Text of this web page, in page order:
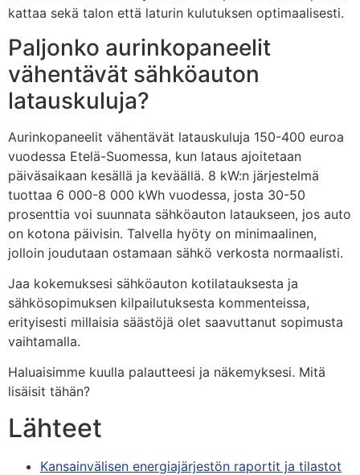
kattaa sekä talon että laturin kulutuksen optimaalisesti.
Paljonko aurinkopaneelit
vähentävät sähköauton
latauskuluja?
Aurinkopaneelit vähentävät latauskuluja 150-400 euroa
vuodessa Etelä-Suomessa, kun lataus ajoitetaan
päiväsaikaan kesällä ja keväällä. 8 kW:n järjestelmä
tuottaa 6 000-8 000 kWh vuodessa, josta 30-50
prosenttia voi suunnata sähköauton lataukseen, jos auto
on kotona päivisin. Talvella hyöty on minimaalinen,
jolloin joudutaan ostamaan sähkö verkosta normaalisti.
Jaa kokemuksesi sähköauton kotilatauksesta ja
sähkösopimuksen kilpailutuksesta kommenteissa,
erityisesti millaisia säästöjä olet saavuttanut sopimusta
vaihtamalla.
Haluaisimme kuulla palautteesi ja näkemyksesi. Mitä
lisäisit tähän?
Lähteet
Kansainvälisen energiajärjestön raportit ja tilastot